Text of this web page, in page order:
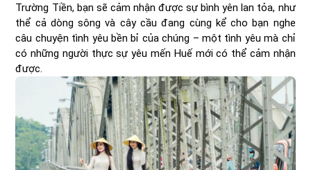
Trường Tiền, bạn sẽ cảm nhận được sự bình yên lan tỏa, như
thể cả dòng sông và cây cầu đang cùng kể cho bạn nghe
câu chuyện tình yêu bền bỉ của chúng – một tình yêu mà chỉ
có những người thực sự yêu mến Huế mới có thể cảm nhận
được.